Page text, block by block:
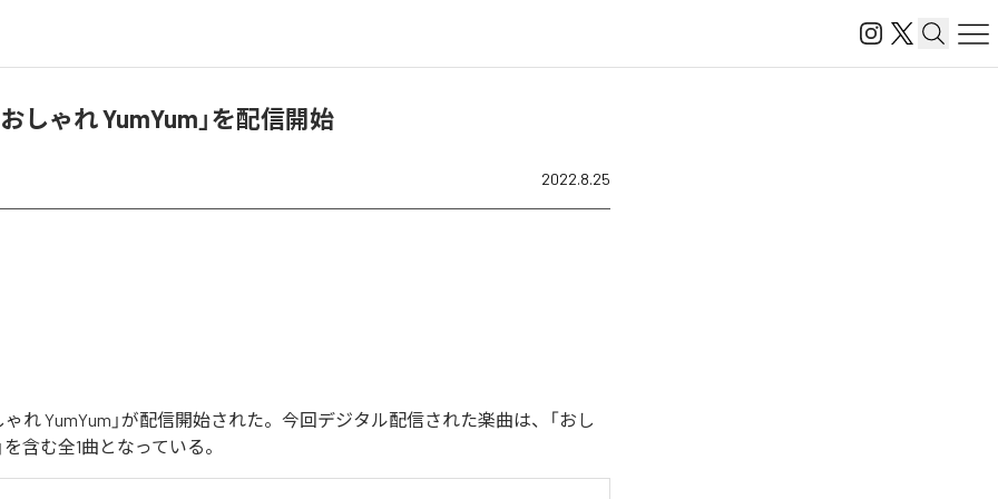
しゃれ YumYum」を配信開始
2022.8.25
ゃれ YumYum」が配信開始された。今回デジタル配信された楽曲は、「おし
を含む全1曲となっている。